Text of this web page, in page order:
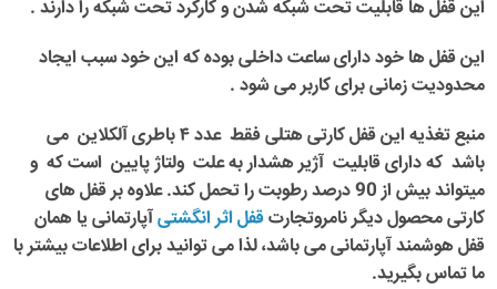
این قفل ها قابلیت تحت شبکه شدن و کارکرد تحت شبکه را دارند .
این قفل ها خود دارای ساعت داخلی بوده که این خود سبب ایجاد
محدودیت زمانی برای کاربر می شود .
منبع تغذیه این قفل کارتی هتلی فقط عدد ۴ باطری آلکلاین می
باشد که دارای قابلیت آژیر هشداربهعلت ولتاژ پایین است که و
میتواند بیش از 90 درصد رطوبت را تحمل کند. علاوه بر قفل های
کارتی محصول دیگرنامروتجارتقفل اثر انگشتیآپارتمانی یا همان
قفل هوشمند آپارتمانی می باشد، لذا می توانید برای اطلاعات بیشتر با
ما تماس بگیرید.